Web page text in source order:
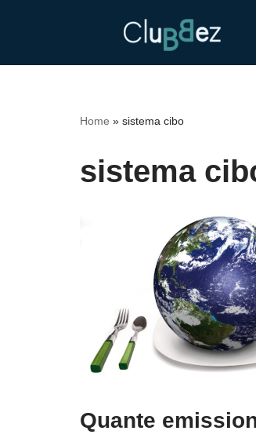
al
Home » sistema cibo
sistema
Quante